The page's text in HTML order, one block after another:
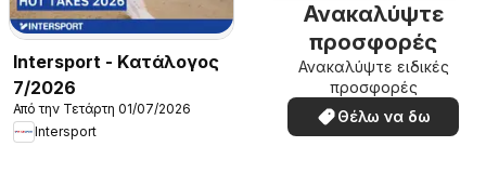
Intersport - Kατάλογος
7/2026
Από την Τετάρτη 01/07/2026
Intersport
Ανακαλύψτε
προσφορές
Ανακαλύψτε ειδικές
προσφορές
Θέλω να δω